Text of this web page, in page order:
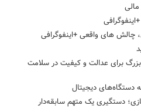
چالش های واقعی +اینفوگرافی
برای عدالت و کیفیت در سلامت
دستگاه‌های دیجیتال
دستگیری یک متهم سابقه‌دار